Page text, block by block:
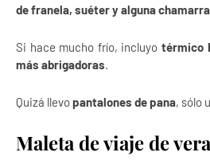
de franela, suéter y alguna
Si hace mucho frío, incluyo térmico
más abrigadoras.
Quizá llevopantalones de pana, sólo
Maleta de viaje de